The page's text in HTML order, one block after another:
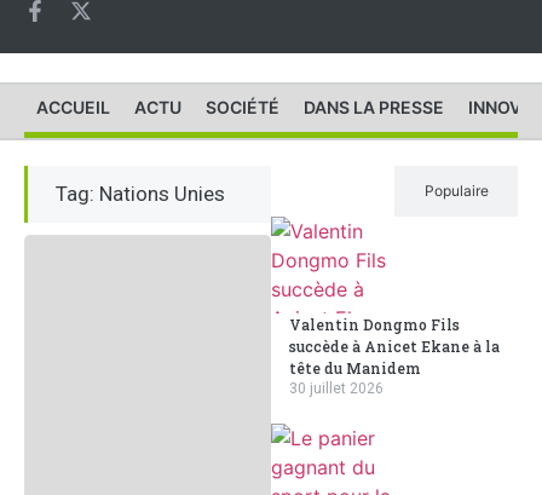
ACCUEIL ACTU SOCIÉTÉ DANS LA PRESSE
Tag: Nations Unies Populaire
Valentin Dongmo Fils
succède à Anicet Ekane à la
tête du Manidem
30 juillet 2026